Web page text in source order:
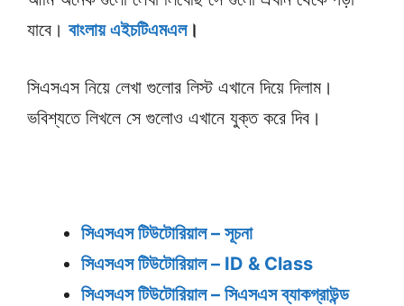
যাবে। বাংলায় এইচটিএমএল।
সিএসএস নিয়ে লেখা গুলোর লিস্ট এখানে দিয়ে দিলাম।
ভবিশ্যতে লিখলে সে গুলোও এখানে যুক্ত করে দিব।
সিএসএস টিউটোরিয়াল – সূচনা
সিএসএস টিউটোরিয়াল – ID & Class
সিএসএস টিউটোরিয়াল – সিএসএস ব্যাকগ্রাউন্ড